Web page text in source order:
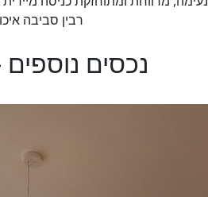
רבין סביבה
נכסים